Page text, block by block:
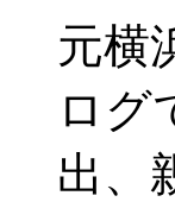
元横
ログ
出、